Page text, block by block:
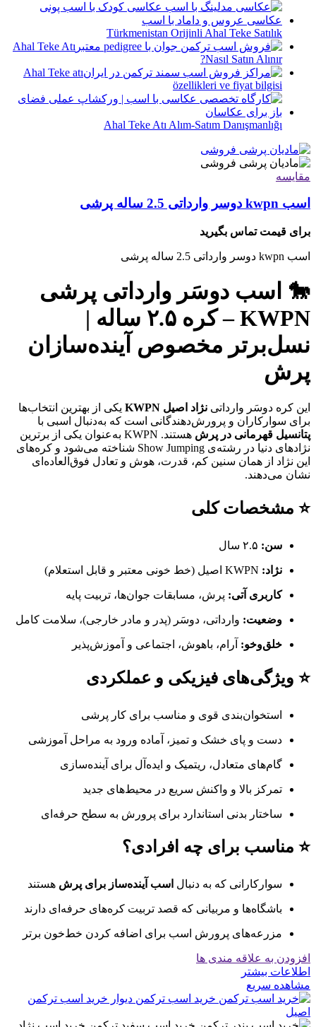
Türkmenistan Orijinli Ahal Teke Satılık
Ahal Teke Atı
Nasıl Satın Alınır?
Ahal Teke atı
özellikleri ve fiyat bilgisi
Ahal Teke Atı Alım-Satım Danışmanlığı
مقایسه
اسب kwpn دوسر وارداتی 2.5 ساله پرشی
برای قیمت تماس بگیرید
اسب kwpn دوسر وارداتی 2.5 ساله پرشی
🐎 اسب دوسَر وارداتی پرشی
KWPN – کره ۲.۵ ساله |
نسل‌برتر مخصوص آینده‌سازان
پرش
این کره دوسَر وارداتی نژاد اصیل KWPN
یکی از بهترین انتخاب‌ها
برای سوارکاران و پرورش‌دهندگانی است که به‌دنبال اسبی با
پتانسیل قهرمانی در پرش
هستند. KWPN به‌عنوان یکی از برترین
نژادهای دنیا در رشته‌ی Show Jumping شناخته می‌شود و کره‌های
این نژاد از همان سنین کم، قدرت، هوش و تعادل فوق‌العاده‌ای
نشان می‌دهند.
⭐ مشخصات کلی
سن:
نژاد:
کاربری آتی: پرش، مسابقات جوان‌ها، تربیت پایه
وضعیت: وارداتی، دوسَر (پدر و مادر خارجی)، سلامت کامل
خلق‌وخو: آرام، باهوش، اجتماعی و آموزش‌پذیر
⭐ ویژگی‌های فیزیکی و عملکردی
استخوان‌بندی قوی و مناسب برای کار پرشی
دست و پای خشک و تمیز، آماده ورود به مراحل آموزشی
گام‌های متعادل، ریتمیک و ایده‌آل برای آینده‌سازی
تمرکز بالا و واکنش سریع در محیط‌های جدید
ساختار بدنی استاندارد برای پرورش به سطح حرفه‌ای
⭐ مناسب برای چه افرادی؟
سوارکارانی که به دنبال اسب آینده‌ساز برای پرش هستند
باشگاه‌ها و مربیانی که قصد تربیت کره‌های حرفه‌ای دارند
مزرعه‌های پرورش اسب برای اضافه کردن خط‌خون برتر
افزودن به علاقه مندی ها
اطلاعات بیشتر
مشاهده سریع